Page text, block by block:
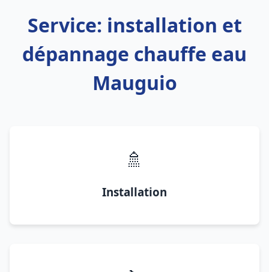
Service: installation et
dépannage chauffe eau
Mauguio
🚿
Installation